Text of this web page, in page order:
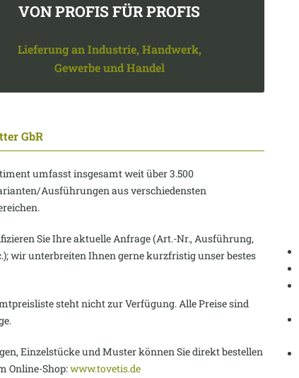
VON PROFIS FÜR PROFIS
Lieferung an Industrie, Handwerk,
Gewerbe und Handel
GbR
umfasst insgesamt weit über 3.500
Ausführungen aus verschiedensten
Sie Ihre aktuelle Anfrage (Art.-Nr., Ausführung,
wir unterbreiten Ihnen gerne kurzfristig unser bestes
steht nicht zur Verfügung. Alle Preise sind
Einzelstücke und Muster können Sie direkt bestellen
Online-Shop:www.tovetis.de